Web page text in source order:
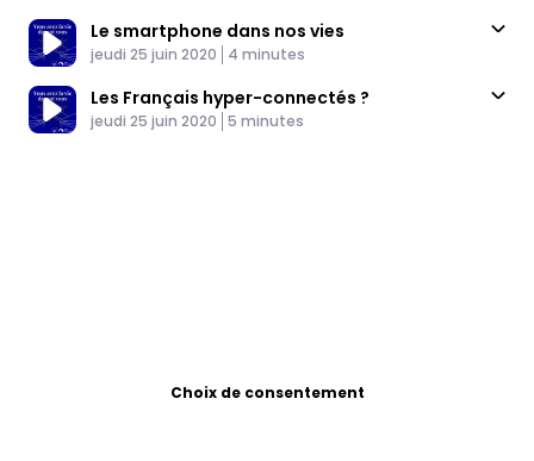
Le smartphone dans nos vies
Published At
jeudi 25 juin 2020 Time
4 minutes
Les Français hyper-connectés ?
Published At
jeudi 25 juin 2020 Time
5 minutes
Choix de consentement